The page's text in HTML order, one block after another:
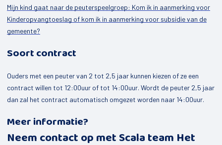
Mijn kind gaat naar de peuterspeelgroep: Kom ik in aanmerking voor
Kinderopvangtoeslag of kom ik in aanmerking voor subsidie van de
gemeente?
Soort contract
Ouders met een peuter van 2 tot 2,5 jaar kunnen kiezen of ze een
contract willen tot 12:00uur of tot 14:00uur. Wordt de peuter 2,5 jaar
dan zal het contract automatisch omgezet worden naar 14:00uur.
Meer informatie?
Neem contact op met Scala team Het